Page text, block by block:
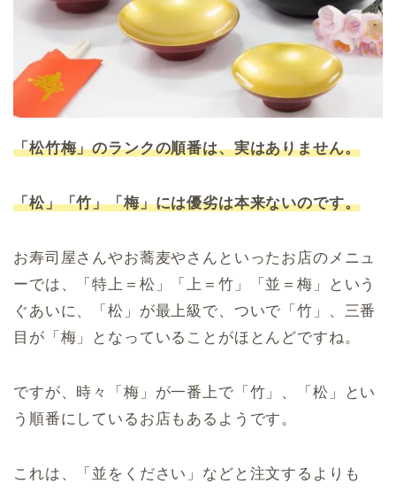
「松竹梅」のランクの順番は、実はありません。
「松」「竹」「梅」には優劣は本来ないのです。
お寿司屋さんやお蕎麦やさんといったお店のメニュ
ーでは、「特上＝松」「上＝竹」「並＝梅」という
ぐあいに、「松」が最上級で、ついで「竹」、三番
目が「梅」となっていることがほとんどですね。
ですが、時々「梅」が一番上で「竹」、「松」とい
う順番にしているお店もあるようです。
これは、「並をください」などと注文するよりも